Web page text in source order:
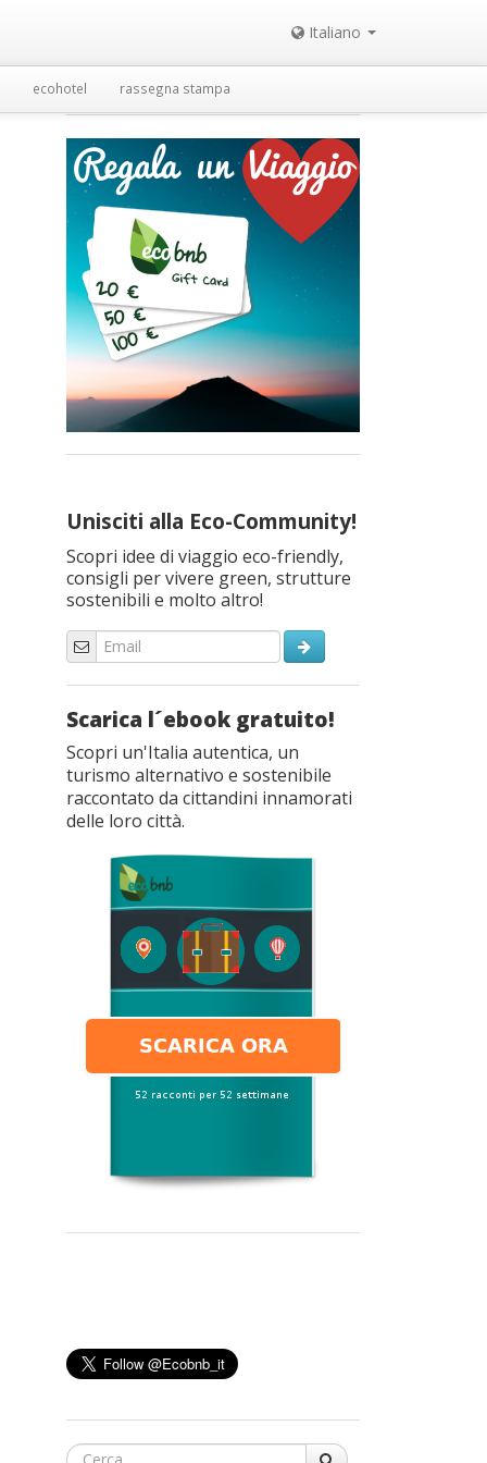
Italiano
ecohotel rassegna stampa
Unisciti alla Eco-Community!
Scopri idee di viaggio eco-friendly,
consigli per vivere green, strutture
sostenibili e molto altro!
Scarica l´ebook gratuito!
Scopri un'Italia autentica, un
turismo alternativo e sostenibile
raccontato da cittandini innamorati
delle loro città.
Cerca